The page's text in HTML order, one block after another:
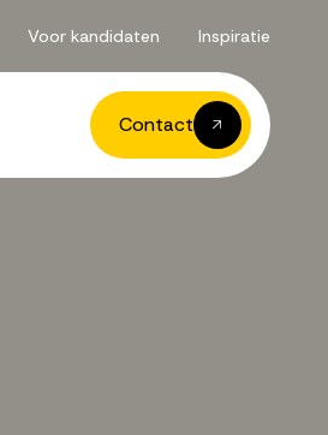
Voor kandidaten Inspiratie
Contact